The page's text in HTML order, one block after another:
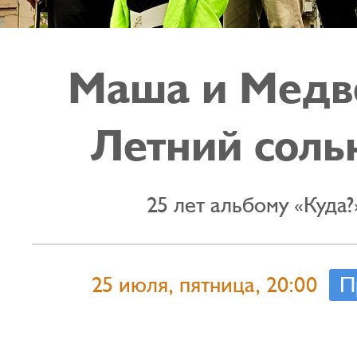
Маша и
Летний
25 лет альбому
25 июля, пятница, 20:00